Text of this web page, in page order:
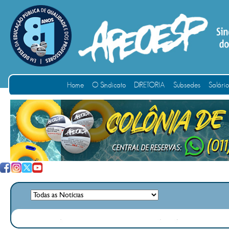
Home O Sindicato DIRETORIA Subsedes